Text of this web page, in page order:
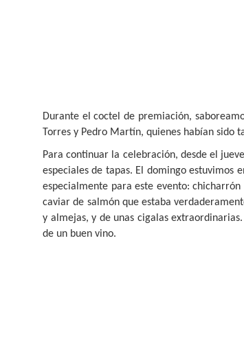
Durante el coctel de premiación,
Torres y Pedro Martín, quienes habían sido
Para continuar la celebración, desde el
especiales de tapas. El domingo estuvimos
especialmente para este evento:
caviar de salmón que estaba
y almejas, y de unas cigalas
de un buen vino.